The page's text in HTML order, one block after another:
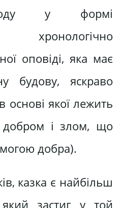
у формі
хронологічно
оповіді, яка має
будову, яскраво
основі якої лежить
добром і злом, що
добра).
казка є найбільш
застиг у той